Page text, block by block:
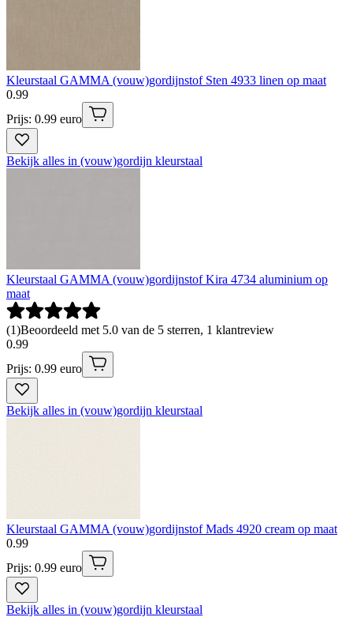
Kleurstaal GAMMA (vouw)gordijnstof Sten 4933 linen op maat
0.99
Prijs: 0.99 euro
Bekijk alles in (vouw)gordijn kleurstaal
Kleurstaal GAMMA (vouw)gordijnstof Kira 4734 aluminium op
maat
(1)Beoordeeld met 5.0 van de 5 sterren, 1 klantreview
0.99
Prijs: 0.99 euro
Bekijk alles in (vouw)gordijn kleurstaal
Kleurstaal GAMMA (vouw)gordijnstof Mads 4920 cream op maat
0.99
Prijs: 0.99 euro
Bekijk alles in (vouw)gordijn kleurstaal